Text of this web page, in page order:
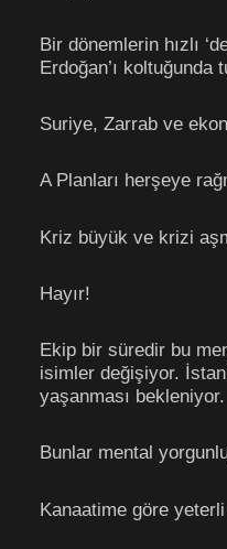
Bir dönemlerin hızlı
Erdoğan’ı
Suriye, Zarrab ve
A Planları herşeye
Kriz büyük ve krizi
Hayır!
Ekip bir süredir bu
isimler değişiyor.
yaşanması bekleniyor.
Bunlar mental
Kanaatime göre